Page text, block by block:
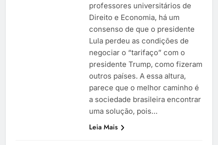
professores universitários de
Direito e Economia, há um
consenso de que o presidente
Lula perdeu as condições de
negociar o “tarifaço” com o
presidente Trump, como fizeram
outros países. A essa altura,
parece que o melhor caminho é
a sociedade brasileira encontrar
uma solução, pois…
Leia Mais